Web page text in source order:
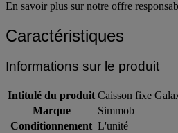
En savoir plus sur notre offre
Caractéristiques
Informations sur le produit
Intitulé du produit Caisson fixe
Marque
Simmob
Conditionnement L'unité